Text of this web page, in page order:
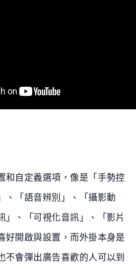
和自定義選項，像是「手勢控
、「語音辨別」、「攝影動
」、「可視化音訊」、「影片
好開啟與設置，而外掛本身是
不會彈出廣告喜歡的人可以到